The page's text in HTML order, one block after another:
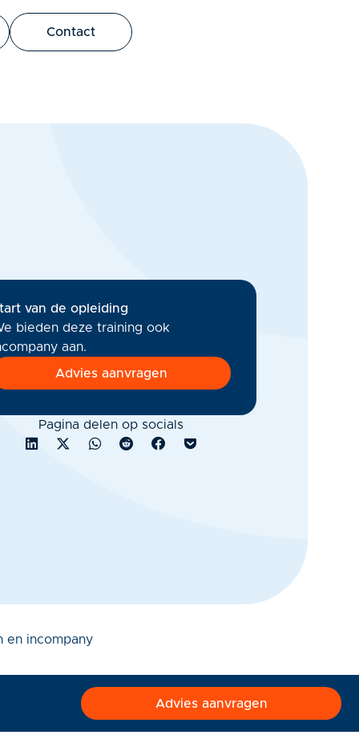
Contact
van de opleiding
bieden deze training ook
aan.
Advies aanvragen
Pagina delen op socials
en incompany
Advies aanvragen